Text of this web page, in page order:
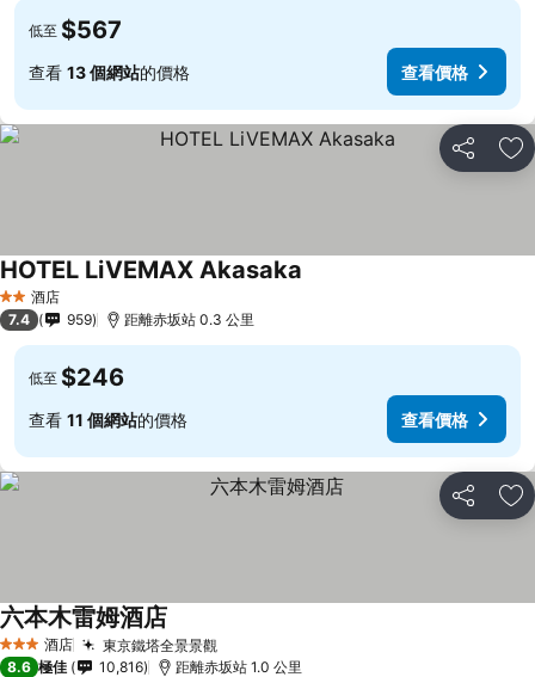
低至 $567
查看 13 個網站的價格 查看價格
分享 放
2 星級酒店
HOTEL LiVEMAX Akasaka
7.4 959 距離赤坂站 0.3 公里
低至 $246
查看 11 個網站的價格 查看價格
分享 放
3 星級 酒店 東京鐵塔全景景觀查看價格
六本木雷姆酒店
8.6 極佳 10,816 距離赤坂站 1.0 公里